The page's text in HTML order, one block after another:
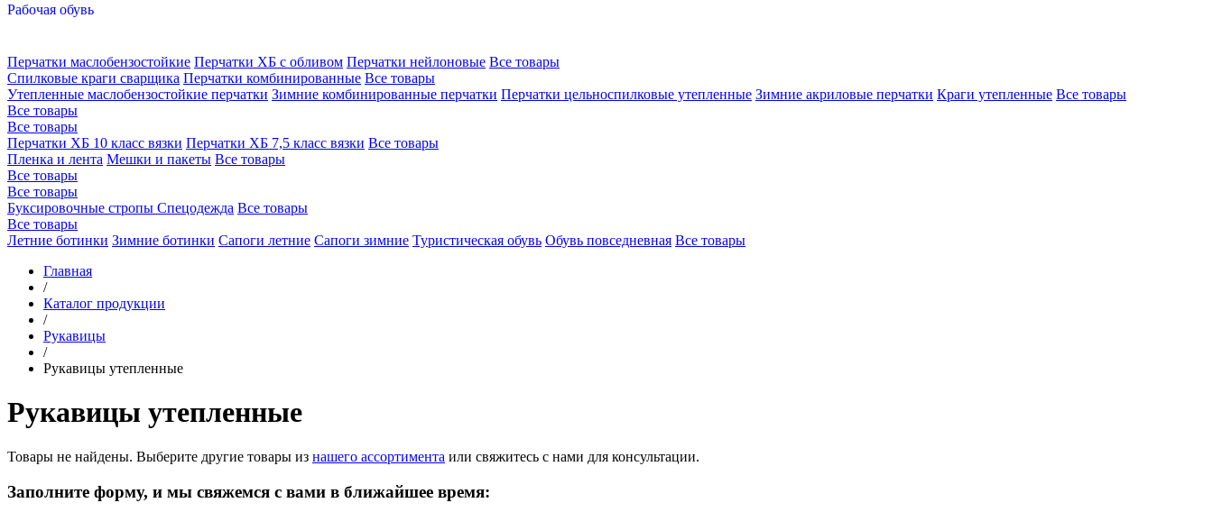
Рабочая обувь
Перчатки маслобензостойкие Перчатки ХБ с обливом Перчатки нейлоновые Все товары
Спилковые краги сварщика Перчатки комбинированные Все товары
Утепленные маслобензостойкие перчатки Зимние комбинированные перчатки Перчатки цельноспилковые утепленные Зимние акриловые перчатки Краги утепленные Все товары
Все товары
Все товары
Перчатки ХБ 10 класс вязки Перчатки ХБ 7,5 класс вязки Все товары
Пленка и лента Мешки и пакеты Все товары
Все товары
Все товары
Буксировочные стропы Спецодежда Все товары
Все товары
Летние ботинки Зимние ботинки Сапоги летние Сапоги зимние Туристическая обувь Обувь повседневная Все товары
Главная
/
Каталог продукции
/
Рукавицы
/
Рукавицы утепленные
Рукавицы утепленные
Товары не найдены. Выберите другие товары из нашего ассортимента или свяжитесь с нами для консультации.
Заполните форму, и мы свяжемся с вами в ближайшее время: